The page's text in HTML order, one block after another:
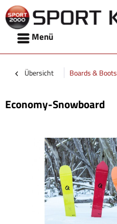
Menü
Übersicht Boards & Boots
Economy-Snowboard